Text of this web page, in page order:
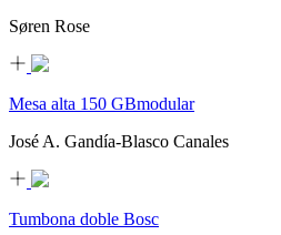
Søren Rose
Mesa alta 150 GBmodular
José A. Gandía-Blasco Canales
Tumbona doble Bosc